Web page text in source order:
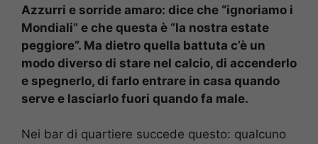
Azzurri e sorride amaro: dice che “ignoriamo i
Mondiali” e che questa è “la nostra estate
peggiore”. Ma dietro quella battuta c’è un
modo diverso di stare nel calcio, di accenderlo
e spegnerlo, di farlo entrare in casa quando
serve e lasciarlo fuori quando fa male.
Nei bar di quartiere succede questo: qualcuno